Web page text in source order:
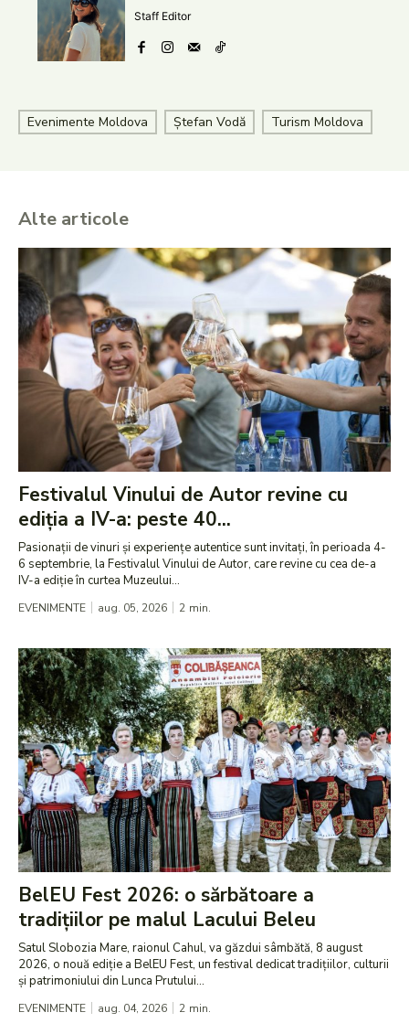
Staff Editor
Evenimente Moldova Ștefan Vodă Turism Moldova
Alte articole
Festivalul Vinului de Autor revine cu
ediția a IV-a: peste 40...
Pasionații de vinuri și experiențe autentice sunt invitați, în perioada 4-
6 septembrie, la Festivalul Vinului de Autor, care revine cu cea de-a
IV-a ediție în curtea Muzeului...
EVENIMENTE aug. 05, 2026 2 min.
BelEU Fest 2026: o sărbătoare a
tradițiilor pe malul Lacului Beleu
Satul Slobozia Mare, raionul Cahul, va găzdui sâmbătă, 8 august
2026, o nouă ediție a BelEU Fest, un festival dedicat tradițiilor, culturii
și patrimoniului din Lunca Prutului...
EVENIMENTE aug. 04, 2026 2 min.